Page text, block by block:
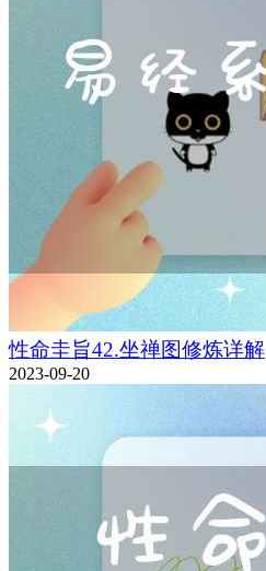
性命圭旨42.坐禅图修炼详解
2023-09-20